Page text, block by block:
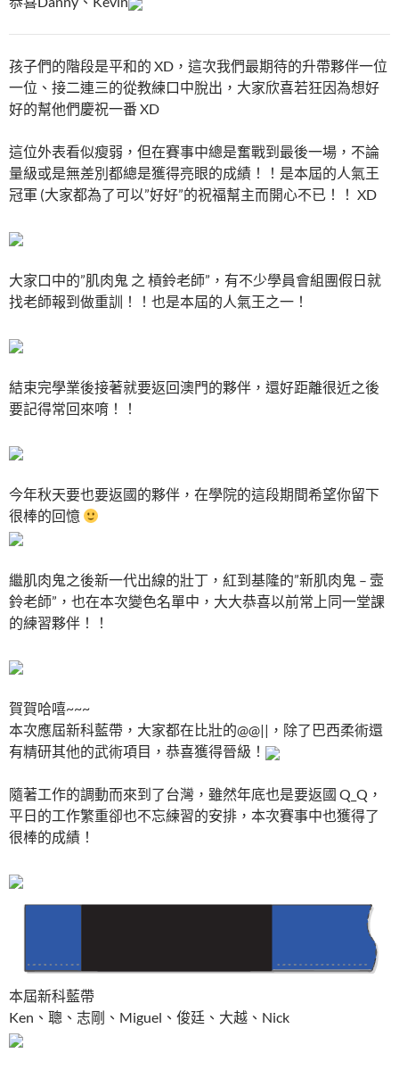
孩子們的階段是平和的 XD，這次我們最期待的升帶夥伴一位
一位、接二連三的從教練口中脫出，大家欣喜若狂因為想好
好的幫他們慶祝一番 XD
這位外表看似瘦弱，但在賽事中總是奮戰到最後一場，不論
量級或是無差別都總是獲得亮眼的成績！！是本屆的人氣王
冠軍 (大家都為了可以”好好”的祝福幫主而開心不已！！ XD
大家口中的”肌肉鬼 之 槓鈴老師”，有不少學員會組團假日就
找老師報到做重訓！！也是本屆的人氣王之一！
結束完學業後接著就要返回澳門的夥伴，還好距離很近之後
要記得常回來唷！！
今年秋天要也要返國的夥伴，在學院的這段期間希望你留下
很棒的回憶
繼肌肉鬼之後新一代出線的壯丁，紅到基隆的”新肌肉鬼 – 壼
鈴老師”，也在本次變色名單中，大大恭喜以前常上同一堂課
的練習夥伴！！
賀賀哈嘻~~~
本次應屆新科藍帶，大家都在比壯的@@||，除了巴西柔術還
有精研其他的武術項目，恭喜獲得晉級！
隨著工作的調動而來到了台灣，雖然年底也是要返國 Q_Q，
平日的工作繁重卻也不忘練習的安排，本次賽事中也獲得了
很棒的成績！
本屆新科藍帶
Ken、聰、志剛、Miguel、俊廷、大越、Nick